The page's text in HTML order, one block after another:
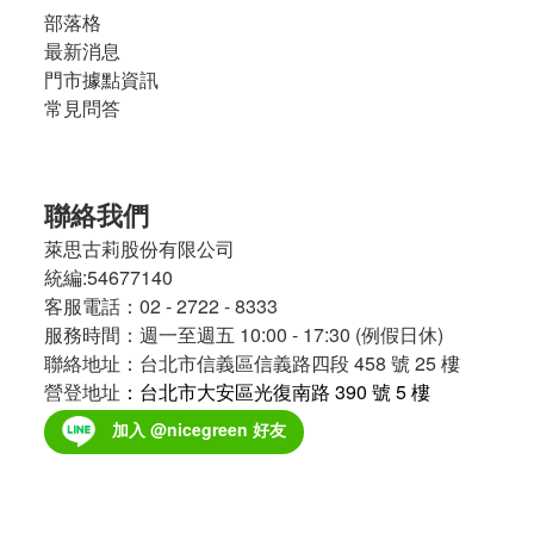
部落格
最新消息
門市據點資訊
常見問答
聯絡我們
萊思古莉股份有限公司
統編:54677140
客服電話：02 - 2722 - 8333
服務時間：週一至週五 10:00 - 17:30 (例假日休)
聯絡地址：台北市信義區信義路四段 458 號 25 樓
營登地址 ：台北市大安區光復南路 390 號 5 樓
加入 @nicegreen 好友